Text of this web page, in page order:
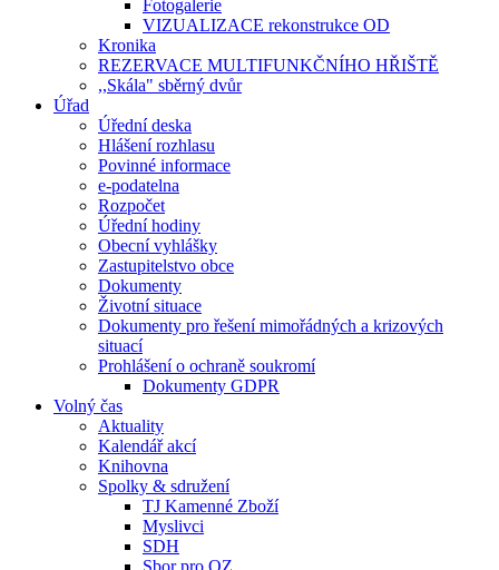
Fotogalerie
VIZUALIZACE rekonstrukce OD
Kronika
REZERVACE MULTIFUNKČNÍHO HŘIŠTĚ
,,Skála" sběrný dvůr
Úřad
Úřední deska
Hlášení rozhlasu
Povinné informace
e-podatelna
Rozpočet
Úřední hodiny
Obecní vyhlášky
Zastupitelstvo obce
Dokumenty
Životní situace
Dokumenty pro řešení mimořádných a krizových
situací
Prohlášení o ochraně soukromí
Dokumenty GDPR
Volný čas
Aktuality
Kalendář akcí
Knihovna
Spolky & sdružení
TJ Kamenné Zboží
Myslivci
SDH
Sbor pro OZ